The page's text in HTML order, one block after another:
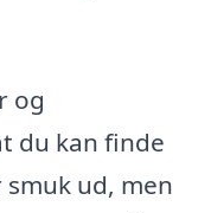
og
du kan finde
ud, men